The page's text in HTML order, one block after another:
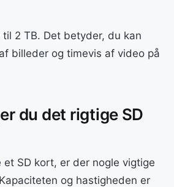
2 TB. Det betyder, du kan
billeder og timevis af video på
du det rigtige SD
SD kort, er der nogle vigtige
og hastigheden er